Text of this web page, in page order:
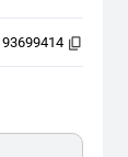
93699414